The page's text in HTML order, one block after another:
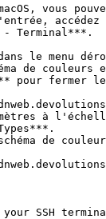
macOS, vous
- Terminal***.
le menu
de
pour fermer
à
de
your SSH